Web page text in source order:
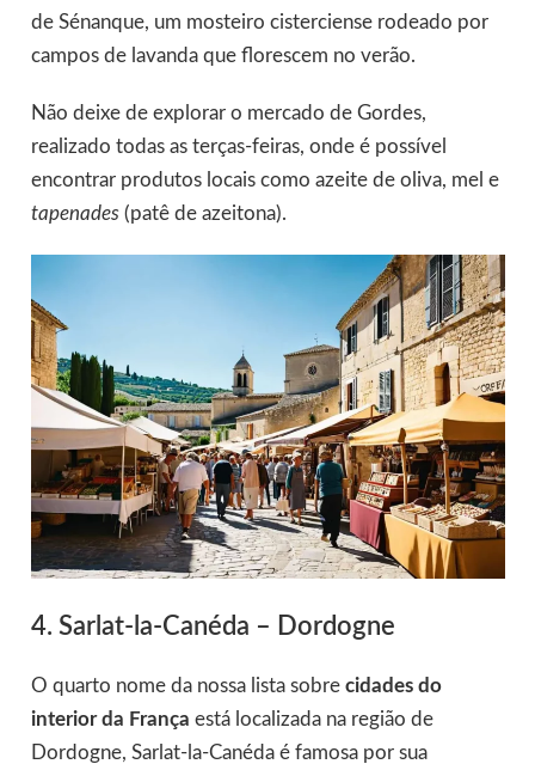
de Sénanque, um mosteiro cisterciense rodeado por
campos de lavanda que florescem no verão.
Não deixe de explorar o mercado de Gordes,
realizado todas as terças-feiras, onde é possível
encontrar produtos locais como azeite de oliva, mel e
tapenades (patê de azeitona).
4. Sarlat-la-Canéda – Dordogne
O quarto nome da nossa lista sobre cidades do
interior da França está localizada na região de
Dordogne, Sarlat-la-Canéda é famosa por sua